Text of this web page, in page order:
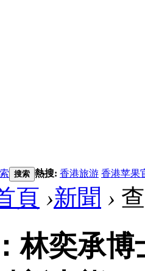
搜索 熱搜: 香港旅游 香港苹果
頁 ›新聞 ›
林奕承